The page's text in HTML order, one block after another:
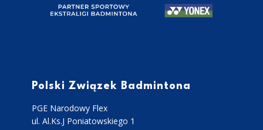
Polski Związek Badmintona
PGE Narodowy Flex
ul. Al.Ks.J Poniatowskiego 1